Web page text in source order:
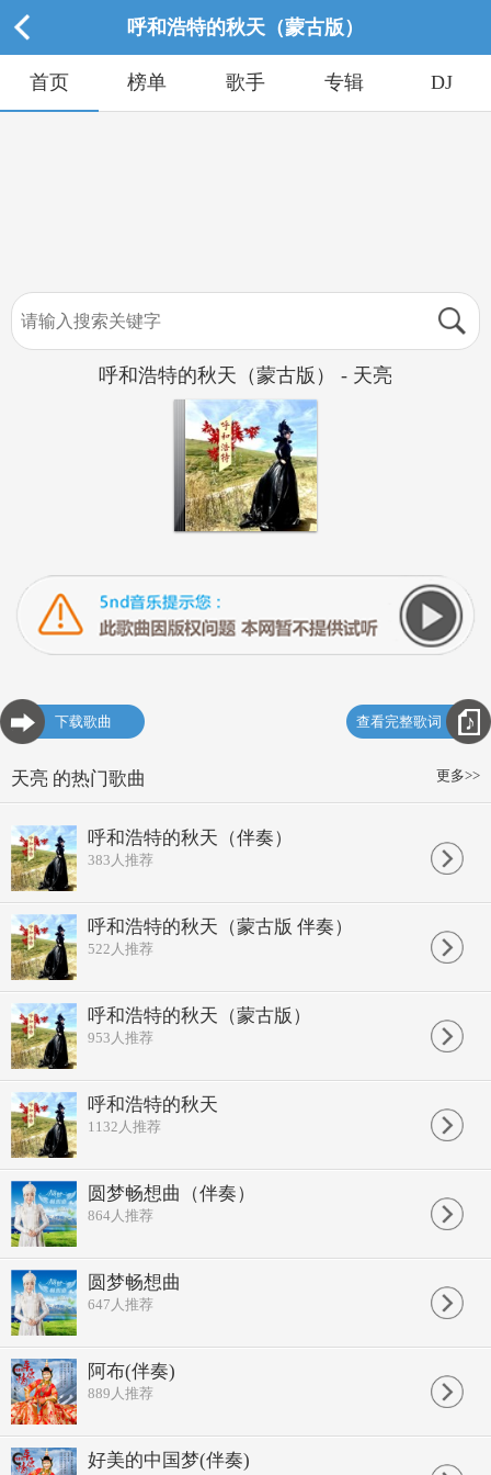
呼和浩特的秋天（蒙古版）
首页 榜单 歌手 专辑 DJ
呼和浩特的秋天（蒙古版） - 天亮
下载歌曲 查看完整歌词
更多>>
天亮 的热门歌曲
呼和浩特的秋天（伴奏）
383 人推荐
呼和浩特的秋天（蒙古版 伴奏）
522 人推荐
呼和浩特的秋天（蒙古版）
953 人推荐
呼和浩特的秋天
1132 人推荐
圆梦畅想曲（伴奏）
864人推荐
圆梦畅想曲
647 人推荐
阿布(伴奏)
889 人推荐
好美的中国梦(伴奏)